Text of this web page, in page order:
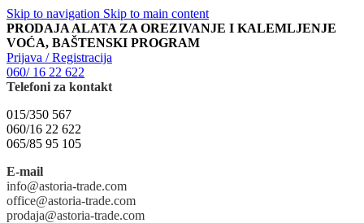
Skip to navigation Skip to main content
PRODAJA ALATA ZA OREZIVANJE I KALEMLJENJE
VOĆA, BAŠTENSKI PROGRAM
Prijava / Registracija
060/ 16 22 622
Telefoni za kontakt
015/350 567
060/16 22 622
065/85 95 105
E-mail
info@astoria-trade.com
office@astoria-trade.com
prodaja@astoria-trade.com